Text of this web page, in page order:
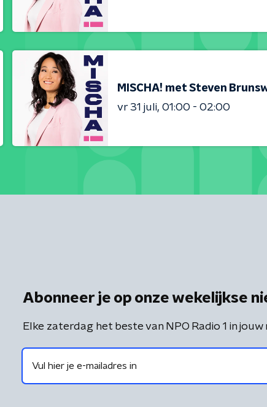
MISCHA! met Steven
vr 31 juli 01:00 - 02:00
Abonneer je op onze wekelijkse
Elke zaterdag het beste van NPO Radio 1 in jouw